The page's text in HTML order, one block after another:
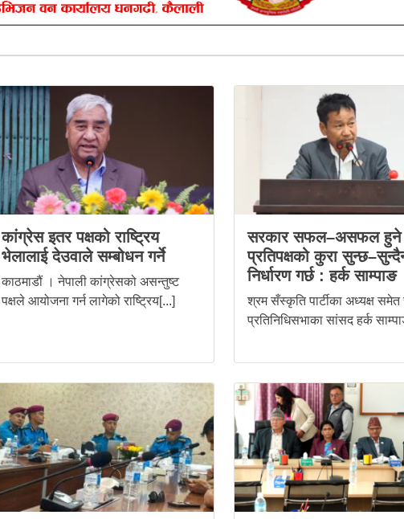
कांग्रेस इतर पक्षको राष्ट्रिय
भेलालाई देउवाले सम्बोधन गर्ने
काठमाडौं । नेपाली कांग्रेसको असन्तुष्ट
पक्षले आयोजना गर्न लागेको राष्ट्रिय[...]
सरकार सफल–असफल हुने
प्रतिपक्षको कुरा
निर्धारण गर्छ : हर्क साम्पाङ
श्रम सँस्कृति पार्टीका अध्यक्ष समेत
प्रतिनिधिसभाका सांसद हर्क